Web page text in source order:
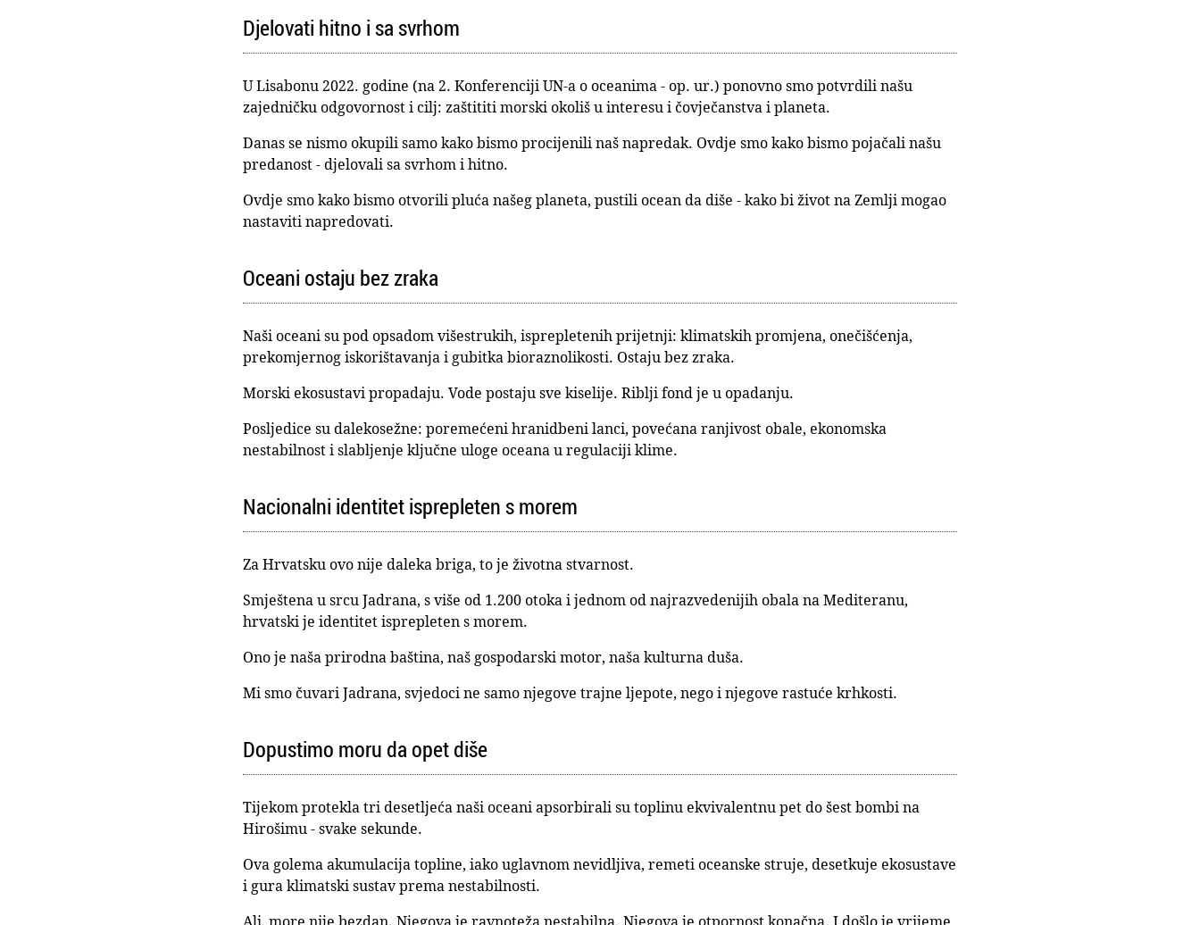
Djelovati hitno i sa svrhom
U Lisabonu 2022. godine (na 2. Konferenciji UN-a o oceanima - op. ur.) ponovno smo potvrdili našu
zajedničku odgovornost i cilj: zaštititi morski okoliš u interesu i čovječanstva i planeta.
Danas se nismo okupili samo kako bismo procijenili naš napredak. Ovdje smo kako bismo pojačali našu
predanost - djelovali sa svrhom i hitno.
Ovdje smo kako bismo otvorili pluća našeg planeta, pustili ocean da diše - kako bi život na Zemlji mogao
nastaviti napredovati.
Oceani ostaju bez zraka
Naši oceani su pod opsadom višestrukih, isprepletenih prijetnji: klimatskih promjena, onečišćenja,
prekomjernog iskorištavanja i gubitka bioraznolikosti. Ostaju bez zraka.
Morski ekosustavi propadaju. Vode postaju sve kiselije. Riblji fond je u opadanju.
Posljedice su dalekosežne: poremećeni hranidbeni lanci, povećana ranjivost obale, ekonomska
nestabilnost i slabljenje ključne uloge oceana u regulaciji klime.
Nacionalni identitet isprepleten s morem
Za Hrvatsku ovo nije daleka briga, to je životna stvarnost.
Smještena u srcu Jadrana, s više od 1.200 otoka i jednom od najrazvedenijih obala na Mediteranu,
hrvatski je identitet isprepleten s morem.
Ono je naša prirodna baština, naš gospodarski motor, naša kulturna duša.
Mi smo čuvari Jadrana, svjedoci ne samo njegove trajne ljepote, nego i njegove rastuće krhkosti.
Dopustimo moru da opet diše
Tijekom protekla tri desetljeća naši oceani apsorbirali su toplinu ekvivalentnu pet do šest bombi na
Hirošimu - svake sekunde.
Ova golema akumulacija topline, iako uglavnom nevidljiva, remeti oceanske struje, desetkuje ekosustave
i gura klimatski sustav prema nestabilnosti.